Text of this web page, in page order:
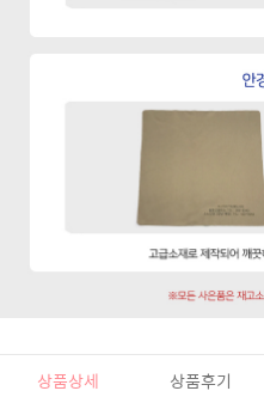
상품상세 상품후기